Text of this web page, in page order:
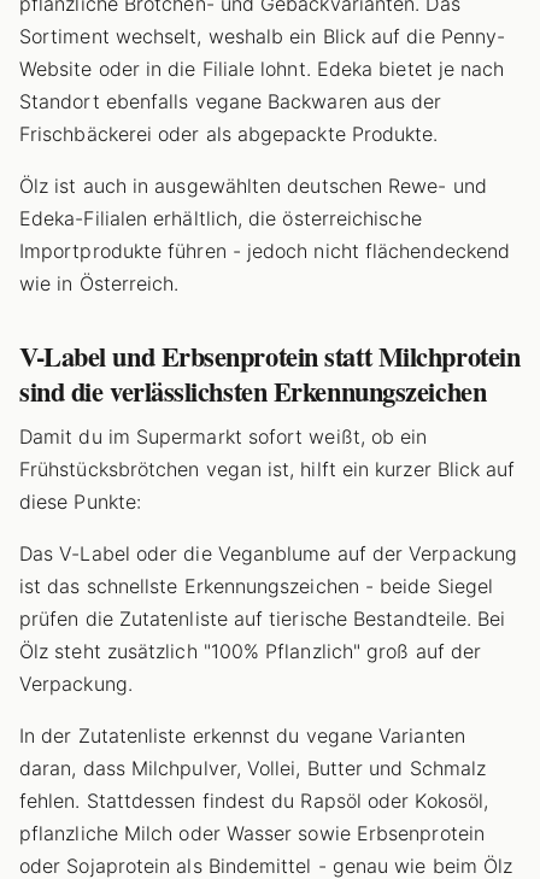
Sortiment wechselt, weshalb ein Blick auf die Penny-
Website oder in die Filiale lohnt. Edeka bietet je nach
Standort ebenfalls vegane Backwaren aus der
Frischbäckerei oder als abgepackte Produkte.
Ölz ist auch in ausgewählten deutschen Rewe- und
Edeka-Filialen erhältlich, die österreichische
Importprodukte führen - jedoch nicht flächendeckend
wie in Österreich.
V-Label und Erbsenprotein statt Milchprotein
sind die verlässlichsten Erkennungszeichen
Damit du im Supermarkt sofort weißt, ob ein
Frühstücksbrötchen vegan ist, hilft ein kurzer Blick auf
diese Punkte:
Das V-Label oder die Veganblume auf der Verpackung
ist das schnellste Erkennungszeichen - beide Siegel
prüfen die Zutatenliste auf tierische Bestandteile. Bei
Ölz steht zusätzlich "100% Pflanzlich" groß auf der
Verpackung.
In der Zutatenliste erkennst du vegane Varianten
daran, dass Milchpulver, Vollei, Butter und Schmalz
fehlen. Stattdessen findest du Rapsöl oder Kokosöl,
pflanzliche Milch oder Wasser sowie Erbsenprotein
oder Sojaprotein als Bindemittel - genau wie beim Ölz